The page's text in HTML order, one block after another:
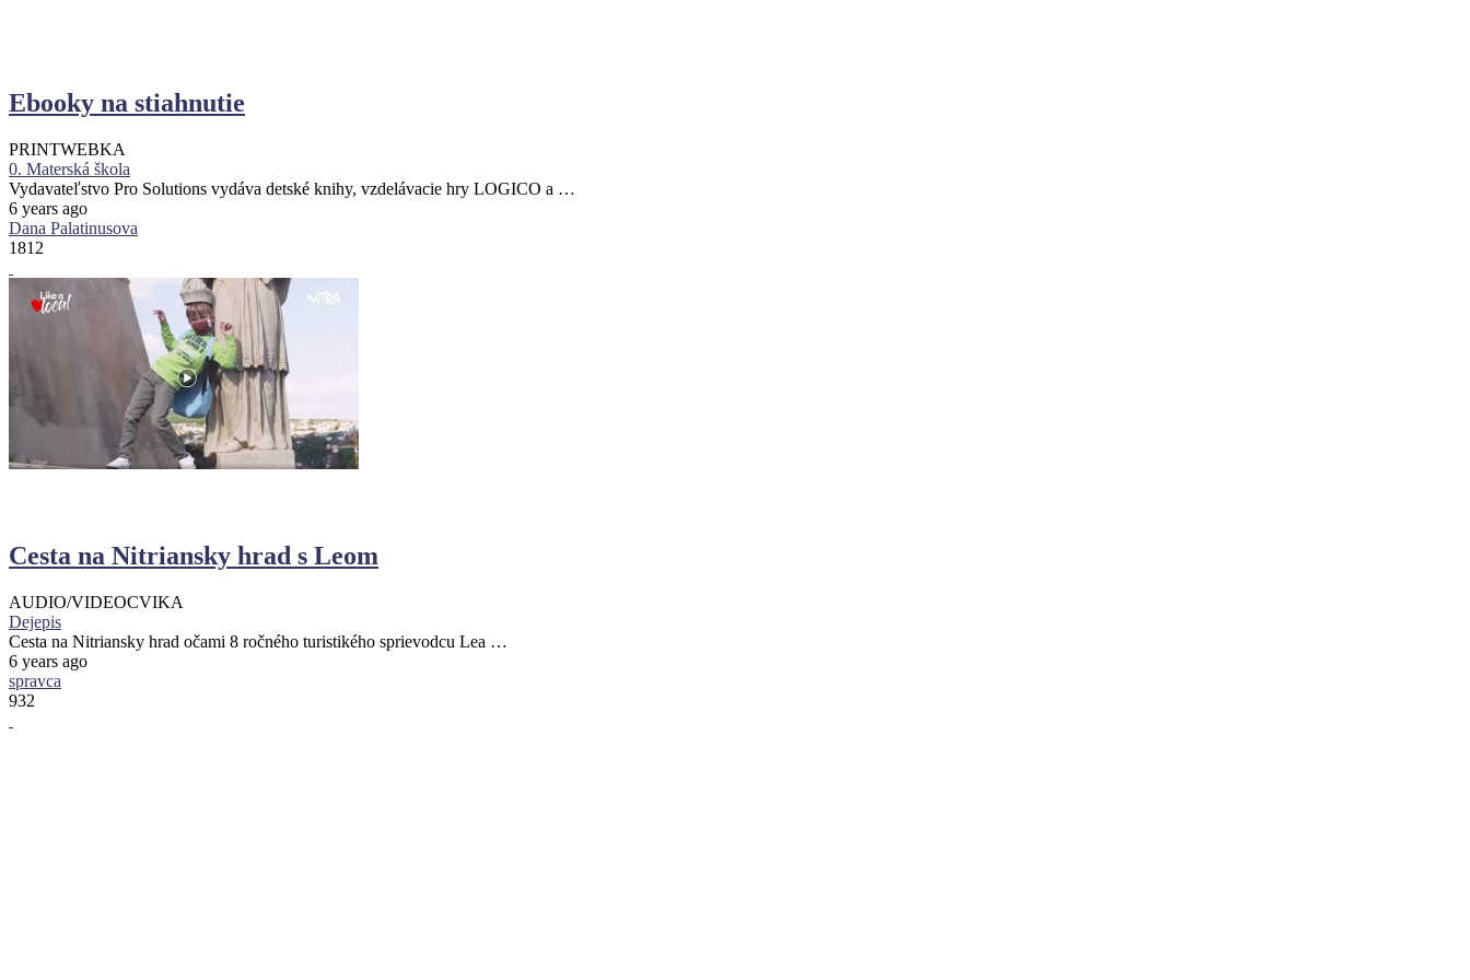
Ebooky na stiahnutie
PRINTWEBKA
0. Materská škola
Vydavateľstvo Pro Solutions vydáva detské knihy, vzdelávacie hry LOGICO a …
6 years ago
Dana Palatinusova
1812
Cesta na Nitriansky hrad s Leom
AUDIO/VIDEOCVIKA
Dejepis
Cesta na Nitriansky hrad očami 8 ročného turistikého sprievodcu Lea …
6 years ago
spravca
932